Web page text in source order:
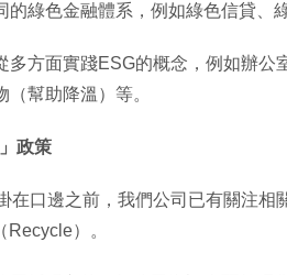
的綠色金融體系，例如綠色信貸、
多方面實踐ESG的概念，例如辦
幫助降溫）等。
政策
在口邊之前，我們公司已有關注
Recycle）。